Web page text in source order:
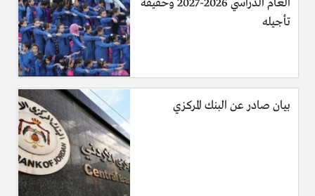
العام الدراسي 2026-2027 وحقيقة
تأجيله
بيان صادر عن البنك المركزي